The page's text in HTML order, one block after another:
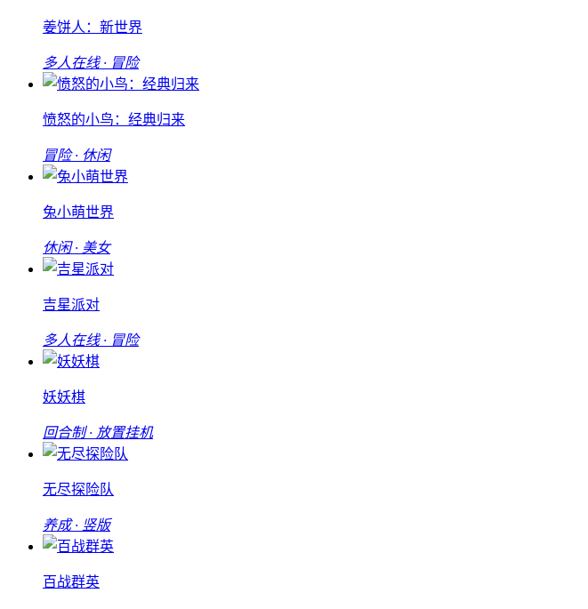
姜饼人：新世界
多人在线 · 冒险
愤怒的小鸟：经典归来
冒险 · 休闲
兔小萌世界
休闲 · 美女
吉星派对
多人在线 · 冒险
妖妖棋
回合制 · 放置挂机
无尽探险队
养成 · 竖版
百战群英